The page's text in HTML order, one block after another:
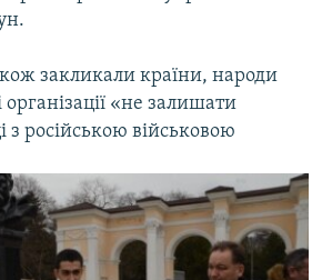
закликали країни, народи
організації «не залишати
російською військовою